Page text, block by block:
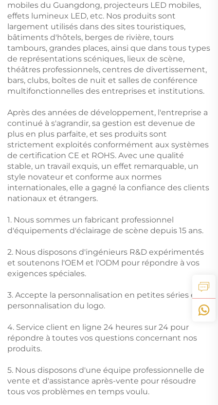
mobiles du Guangdong, projecteurs LED mobiles,
effets lumineux LED, etc. Nos produits sont
largement utilisés dans des sites touristiques,
bâtiments d'hôtels, berges de rivière, tours
tambours, grandes places, ainsi que dans tous types
de représentations scéniques, lieux de scène,
théâtres professionnels, centres de divertissement,
bars, clubs, boîtes de nuit et salles de conférence
multifonctionnelles des entreprises et institutions.
Après des années de développement, l'entreprise a
continué à s'agrandir, sa gestion est devenue de
plus en plus parfaite, et ses produits sont
strictement exploités conformément aux systèmes
de certification CE et ROHS. Avec une qualité
stable, un travail exquis, un effet remarquable, un
style novateur et conforme aux normes
internationales, elle a gagné la confiance des clients
nationaux et étrangers.
1. Nous sommes un fabricant professionnel
d'équipements d'éclairage de scène depuis 15 ans.
2. Nous disposons d'ingénieurs R&D expérimentés
et soutenons l'OEM et l'ODM pour répondre à vos
exigences spéciales.
3. Accepte la personnalisation en petites séries et la
personnalisation du logo.
4. Service client en ligne 24 heures sur 24 pour
répondre à toutes vos questions concernant nos
produits.
5. Nous disposons d'une équipe professionnelle de
vente et d'assistance après-vente pour résoudre
tous vos problèmes en temps voulu.